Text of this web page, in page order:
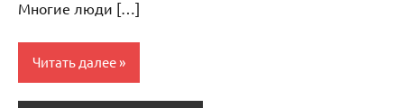
Многие люди […]
Читать далее